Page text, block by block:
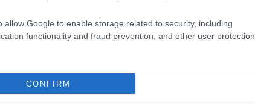
allow Google to enable storage related to security, including
functionality and fraud prevention, and other user protection.
CONFIRM
Megosztom Facebookon